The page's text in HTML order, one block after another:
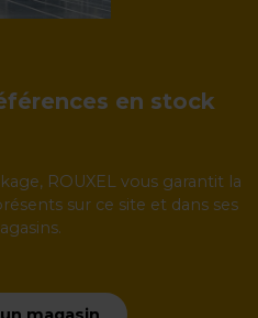
en stock
ROUXEL vous garantit la
sur ce site et dans ses